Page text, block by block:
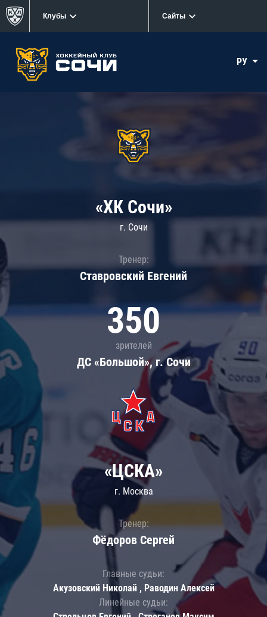
Клубы Сайты
РУ
«ХК Сочи»
г. Сочи
Тренер:
Ставровский Евгений
350
зрителей
ДС «Большой», г. Сочи
«ЦСКА»
г. Москва
Тренер:
Фёдоров Сергей
Главные судьи:
Акузовский Николай , Раводин Алексей
Линейные судьи: